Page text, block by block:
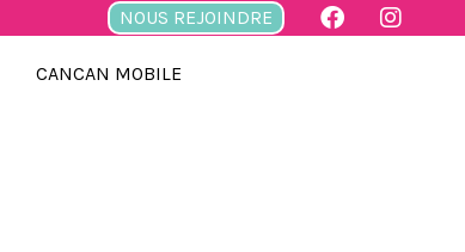
NOUS REJOINDRE
CANCAN MOBILE